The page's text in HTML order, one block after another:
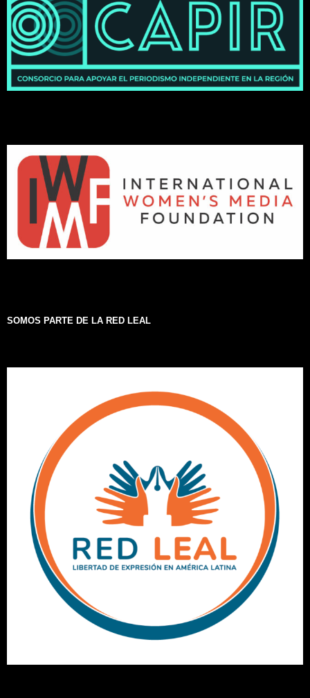
SOMOS PARTE DE LA RED LEAL